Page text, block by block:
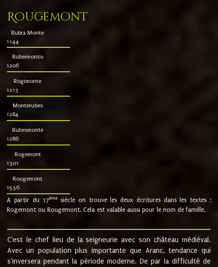
Rougemont
Rubra Monte
1144
Rubeimontis
1206
Rogimonte
1213
Monterubes
1284
Rubesmonte
1286
Rogemont
1301
Rougemont
1536
A partir du 17ème siècle on trouve les deux écritures dans les textes :
Rogemont ou Rougemont. Cela est valable aussi pour le nom de famille.
C'est le chef lieu de la seigneurie avec son château médiéval.
Avec un population plus importante que Aranc, tendance qui
s'inversera pendant la période moderne. De par la difficulté de